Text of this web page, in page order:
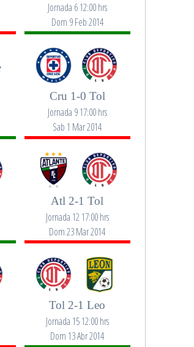
Jornada 6 12:00 hrs
Dom 9 Feb 2014
Cru 1-0 Tol
Jornada 9 17:00 hrs
Sab 1 Mar 2014
Atl 2-1 Tol
Jornada 12 17:00 hrs
Dom 23 Mar 2014
Tol 2-1 Leo
Jornada 15 12:00 hrs
Dom 13 Abr 2014